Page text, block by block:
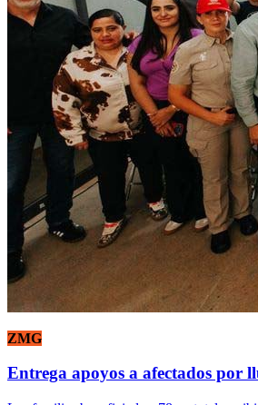
ZMG
Entrega apoyos a afectados por